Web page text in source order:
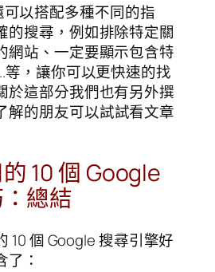
可以搭配多種不同的指
的搜尋，例如排除特定關
網站、一定要顯示包含特
，讓你可以更快速的找
於這部分我們也有另外撰
解的朋友可以試試看文章
10 個 Google
總結
10 個 Google 搜尋引擎好
：